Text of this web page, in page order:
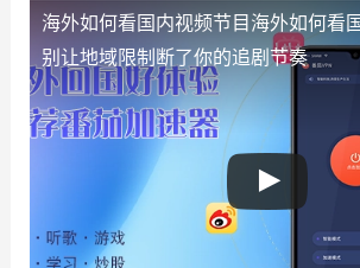
海外如何看国内视频节目 海外如何看
别让地域限制断了你的追剧节奏